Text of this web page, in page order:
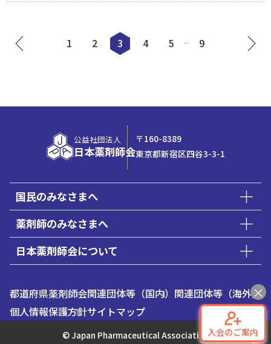
1 2 3 4 5 … 9
公益社団法人
日本薬剤師会
〒160-8389
東京都新宿区四谷3-3-1
国民のみなさまへ
薬剤師のみなさまへ
日本薬剤師会について
都道府県薬剤師会関連団体等（国内） 関連団体等（海外）
個人情報保護方針サイトマップ
© Japan Pharmaceutical Association入会のご案内